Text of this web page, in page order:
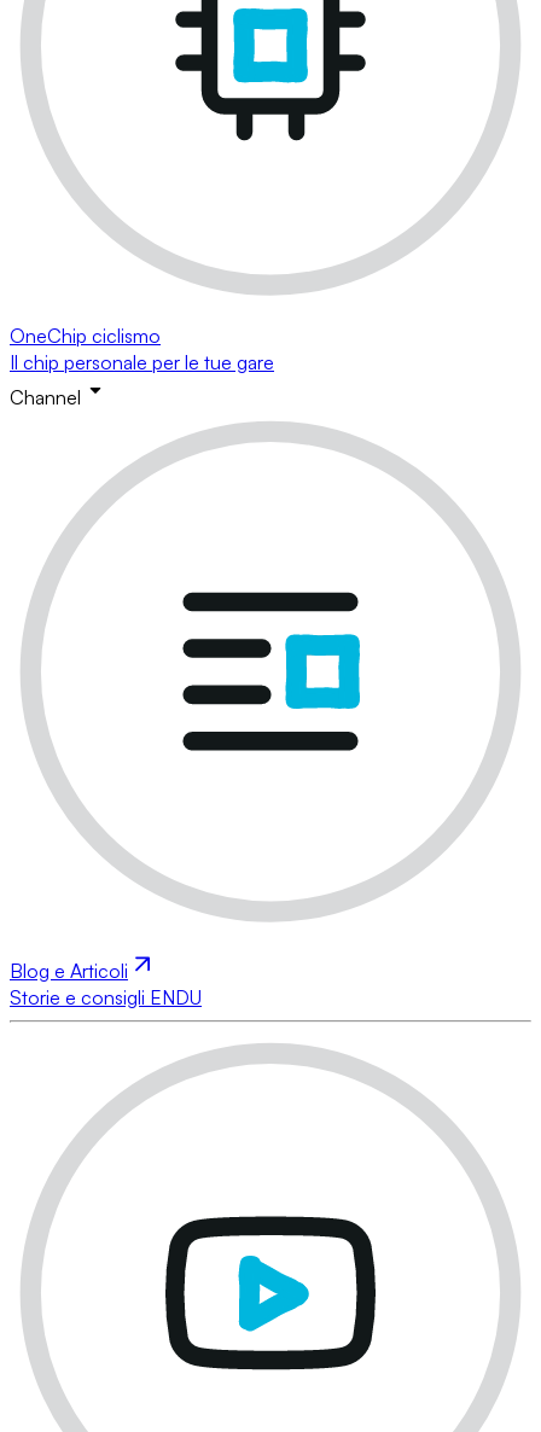
OneChip ciclismo
Il chip personale per le tue gare
Channel
Blog e Articoli
Storie e consigli ENDU